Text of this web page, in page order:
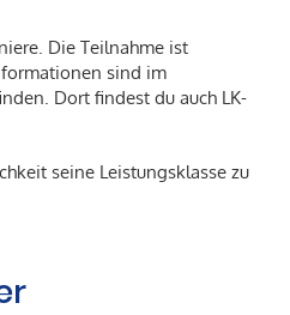
Die Teilnahme ist
sind im
Dort findest du auch LK-
seine Leistungsklasse zu